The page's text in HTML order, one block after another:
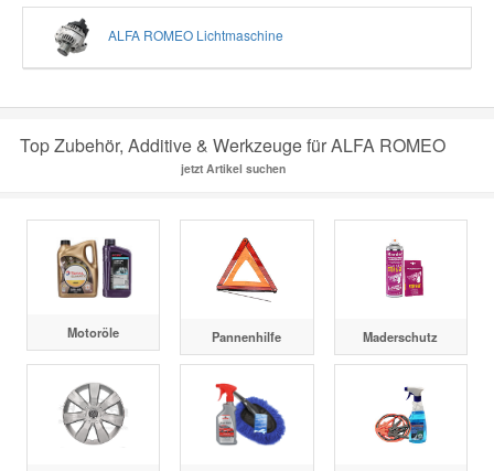
ALFA ROMEO Lichtmaschine
Top Zubehör, Additive & Werkzeuge für ALFA ROMEO
jetzt Artikel suchen
Motoröle Pannenhilfe Maderschutz